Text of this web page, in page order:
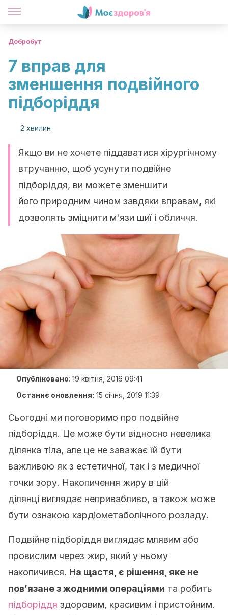
Добробут
7 вправ для
зменшення подвійного
підборіддя
2 хвилин
Якщо ви не хочете піддаватися хірургічному
втручанню, щоб усунути подвійне
підборіддя, ви можете зменшити
його природним чином завдяки вправам, які
дозволять зміцнити м'язи шиї і обличчя.
Опубліковано: 19 квітня, 2016 09:41
Останнє оновлення: 15 січня, 2019 11:39
Сьогодні ми поговоримо про подвійне
підборіддя. Це може бути відносно невелика
ділянка тіла, але це не заважає їй бути
важливою як з естетичної, так і з медичної
точки зору. Накопичення жиру в цій
ділянці виглядає непривабливо, а також може
бути ознакою кардіометаболічного розладу.
Подвійне підборіддя виглядає млявим або
провислим через жир, який у ньому
накопичився. На щастя, є рішення, яке не
пов’язане з жодними операціями та робить
підборіддя здоровим, красивим і пристойним.